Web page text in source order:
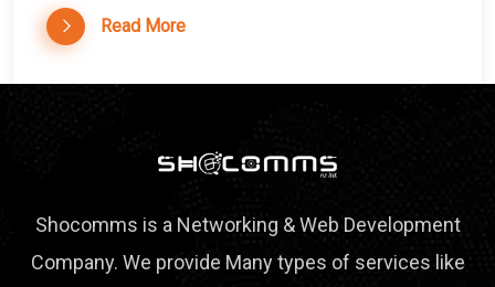
Read More
Shocomms is a Networking & Web Development
Company. We provide Many types of services like